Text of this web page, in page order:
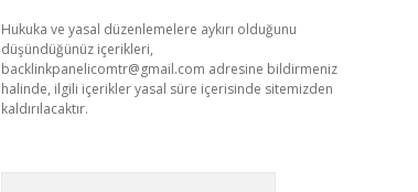
Hukuka ve yasal düzenlemelere aykırı olduğunu
düşündüğünüz içerikleri,
backlinkpanelicomtr@gmail.com adresine bildirmeniz
halinde, ilgili içerikler yasal süre içerisinde sitemizden
kaldırılacaktır.